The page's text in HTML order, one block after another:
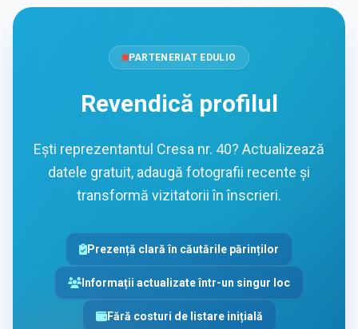
PARTENERIAT EDULIO
Revendică profilul
Ești reprezentantul Cresa nr. 40? Actualizează
datele gratuit, adaugă fotografii recente și
transformă vizitatorii în înscrieri.
Prezență clară în căutările părinților
Informații actualizate într-un singur loc
Fără costuri de listare inițială